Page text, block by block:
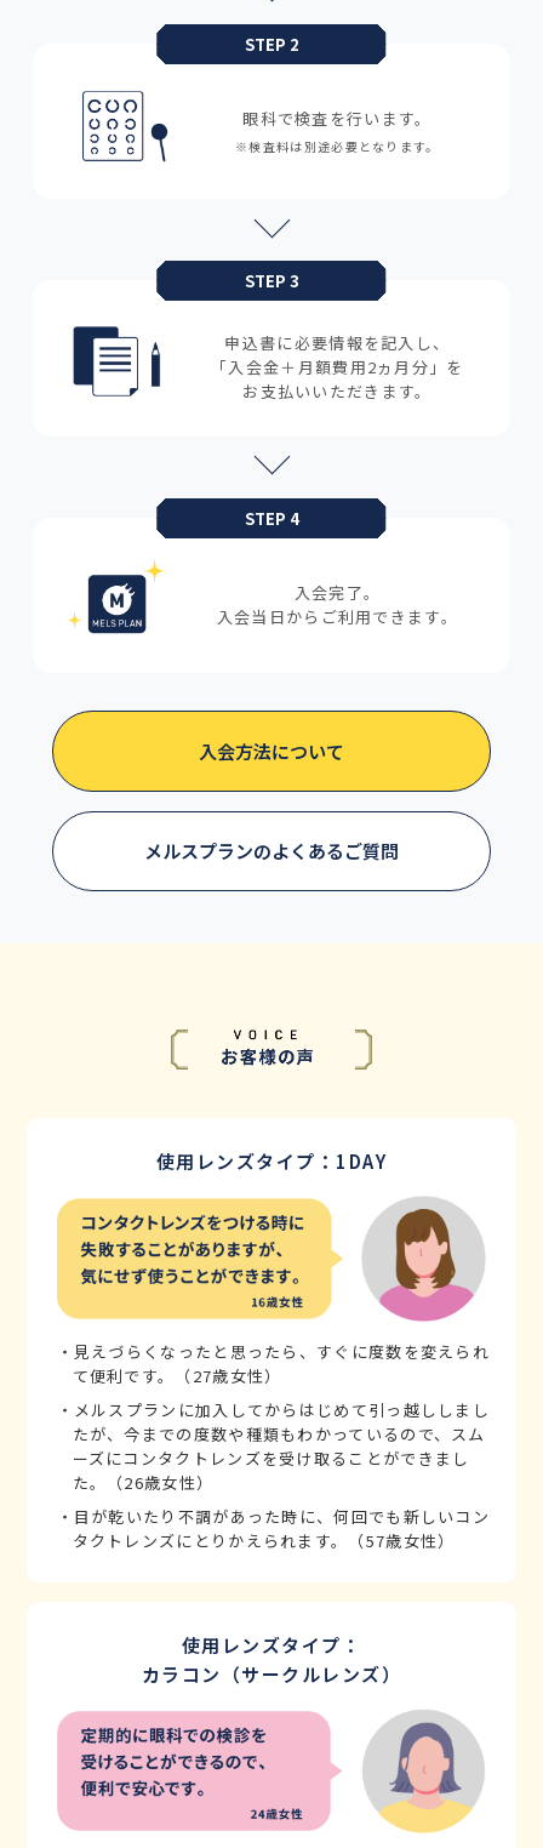
STEP 2
眼科で検査を行います。
※検査料は別途必要となります。
STEP 3
申込書に必要情報を記入し、
「入会金＋月額費用2ヵ月分」を
お支払いいただきます。
STEP 4
入会完了。
入会当日からご利用できます。
入会方法について
メルスプランのよくあるご質問
使用レンズタイプ：1DAY
・見えづらくなったと思ったら、すぐに度数を変えられ
て便利です。（27歳女性）
・メルスプランに加入してからはじめて引っ越ししまし
たが、今までの度数や種類もわかっているので、スム
ーズにコンタクトレンズを受け取ることができまし
た。（26歳女性）
・目が乾いたり不調があった時に、何回でも新しいコン
タクトレンズにとりかえられます。（57歳女性）
使用レンズタイプ：
カラコン（サークルレンズ）